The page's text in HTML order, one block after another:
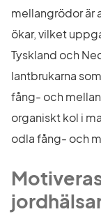
mellangrödor är
ökar, vilket
Tyskland och
lantbrukarna
fång- och
organiskt kol i
odla fång- och